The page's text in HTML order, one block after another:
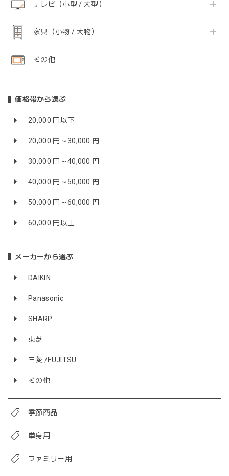
テレビ（小型 / 大型）
家具（小物 / 大物）
その他
価格帯から選ぶ
20,000 円以下
20,000 円～30,000 円
30,000 円～40,000 円
40,000 円～50,000 円
50,000 円～60,000 円
60,000 円以上
メーカーから選ぶ
DAIKIN
Panasonic
SHARP
東芝
三菱 /FUJITSU
その他
季節商品
単身用
ファミリー用